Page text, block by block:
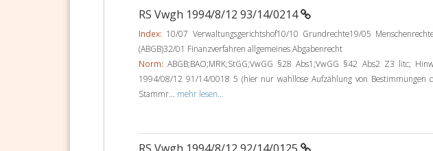
RS Vwgh 1994/8/12 93/14/0214
Index: 10/07 Verwaltungsgerichtshof10/10 Grundrechte19/05
(ABGB)32/01 Finanzverfahren allgemeines Abgabenrecht
Norm: ABGB;BAO;MRK;StGG;VwGG §28 Abs1;VwGG §42 Abs2 Z3 litc;
1994/08/12 91/14/0018 5 (hier nur wahllose Aufzählung von Bestimmungen
Stammr... mehr lesen...